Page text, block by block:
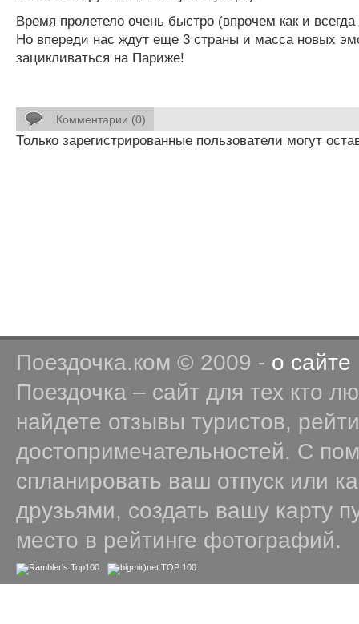
Время пролетело очень быстро (впрочем как и
Но впереди нас ждут еще 3 страны и масса новых
зацикливаться на Париже!
Комментарии (0)
Только зарегистрированные пользователи могут
Поездочка.ком © 2009 - о сайте
Поездочка – сайт для тех кто
найдете отзывы туристов,
достопримечательностей. С
спланировать ваш отпуск или
друзьями, создать вашу карту
место в рейтинге фотографий.